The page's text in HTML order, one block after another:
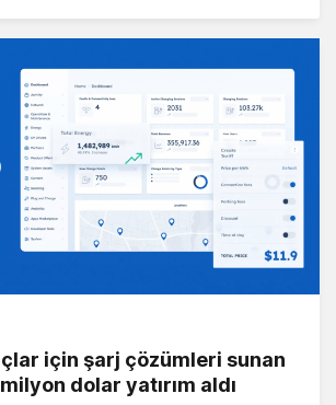
için şarj çözümleri sunan
dolar yatırım aldı